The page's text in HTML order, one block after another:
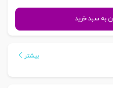
به سبد خرید
بیشتر